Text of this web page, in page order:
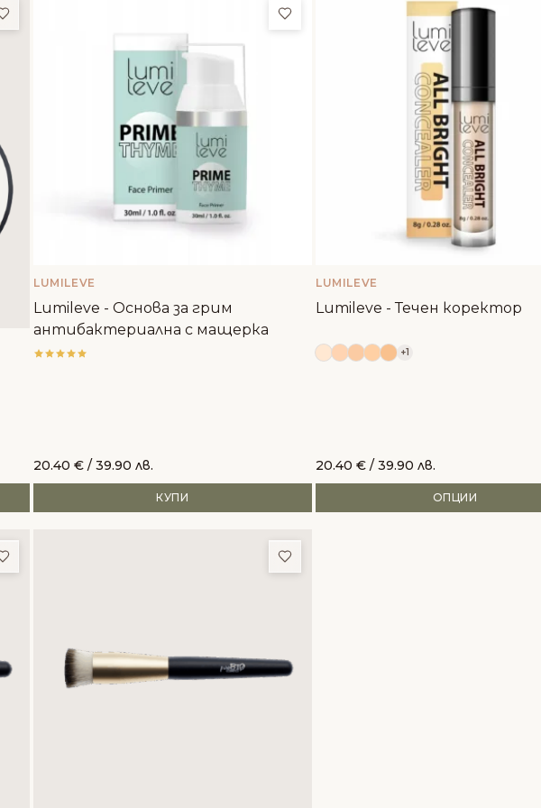
Добави в любими
Добави в любими
LUMILEVE
Lumileve - Основа за грим
aнтибактериална с мащерка
20.40 € / 39.90 лв.
КУПИ
LUMILEVE
Lumileve - Течен коректор
+1
20.40 € / 39.90 лв.
ОПЦИИ
Добави в любими
Добави в любими